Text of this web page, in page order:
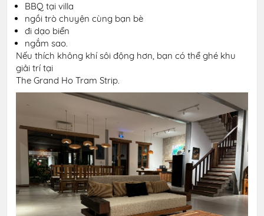
BBQ tại villa
ngồi trò chuyện cùng bạn bè
đi dạo biển
ngắm sao.
Nếu thích không khí sôi động hơn, bạn có thể ghé khu
giải trí tại
The Grand Ho Tram Strip.